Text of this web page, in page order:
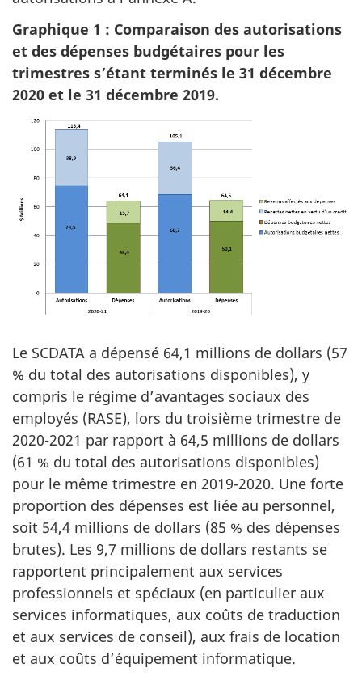
Graphique 1 : Comparaison des autorisations
et des dépenses budgétaires pour les
trimestres s’étant terminés le 31 décembre
2020 et le 31 décembre 2019.
Le SCDATA a dépensé 64,1 millions de dollars (57
% du total des autorisations disponibles), y
compris le régime d’avantages sociaux des
employés (RASE), lors du troisième trimestre de
2020-2021 par rapport à 64,5 millions de dollars
(61 % du total des autorisations disponibles)
pour le même trimestre en 2019-2020. Une forte
proportion des dépenses est liée au personnel,
soit 54,4 millions de dollars (85 % des dépenses
brutes). Les 9,7 millions de dollars restants se
rapportent principalement aux services
professionnels et spéciaux (en particulier aux
services informatiques, aux coûts de traduction
et aux services de conseil), aux frais de location
et aux coûts d’équipement informatique.